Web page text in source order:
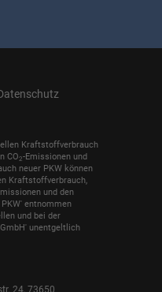
Kraftstoffverbrauch
CO2-Emissionen und
neuer PKW können
Kraftstoffverbrauch,
und den
entnommen
und bei der
unentgeltlich